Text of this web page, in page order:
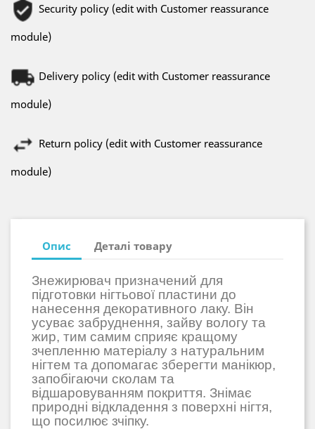
Security policy (edit with Customer reassurance
module)
Delivery policy (edit with Customer reassurance
module)
Return policy (edit with Customer reassurance
module)
Опис Деталі товару
Знежирювач призначений для
підготовки нігтьової пластини до
нанесення декоративного лаку. Він
усуває забруднення, зайву вологу та
жир, тим самим сприяє кращому
зчепленню матеріалу з натуральним
нігтем та допомагає зберегти манікюр,
запобігаючи сколам та
відшаровуванням покриття. Знімає
природні відкладення з поверхні нігтя,
що посилює зчіпку.